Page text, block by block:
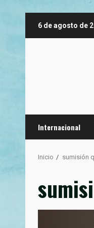
6 de agosto de
Internacional
Inicio sumisión